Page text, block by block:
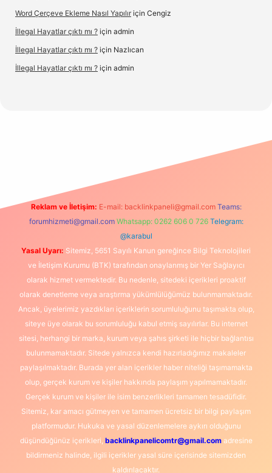
Word Çerçeve Ekleme Nasıl Yapılır için Cengiz
İllegal Hayatlar çıktı mı ? için admin
İllegal Hayatlar çıktı mı ? için Nazlıcan
İllegal Hayatlar çıktı mı ? için admin
Reklam ve İletişim: E-mail: backlinkpaneli@gmail.com Teams:
forumhizmeti@gmail.com Whatsapp: 0262 606 0 726 Telegram:
@karabul
Yasal Uyarı: Sitemiz, 5651 Sayılı Kanun gereğince Bilgi Teknolojileri
ve İletişim Kurumu (BTK) tarafından onaylanmış bir Yer Sağlayıcı
olarak hizmet vermektedir. Bu nedenle, sitedeki içerikleri proaktif
olarak denetleme veya araştırma yükümlülüğümüz bulunmamaktadır.
Ancak, üyelerimiz yazdıkları içeriklerin sorumluluğunu taşımakta olup,
siteye üye olarak bu sorumluluğu kabul etmiş sayılırlar. Bu internet
sitesi, herhangi bir marka, kurum veya şahıs şirketi ile hiçbir bağlantısı
bulunmamaktadır. Sitede yalnızca kendi hazırladığımız makaleler
paylaşılmaktadır. Burada yer alan içerikler haber niteliği taşımamakta
olup, gerçek kurum ve kişiler hakkında paylaşım yapılmamaktadır.
Gerçek kurum ve kişiler ile isim benzerlikleri tamamen tesadüfidir.
Sitemiz, kar amacı gütmeyen ve tamamen ücretsiz bir bilgi paylaşım
platformudur. Hukuka ve yasal düzenlemelere aykırı olduğunu
düşündüğünüz içerikleri, backlinkpanelicomtr@gmail.comadresine
bildirmeniz halinde, ilgili içerikler yasal süre içerisinde sitemizden
kaldırılacaktır.